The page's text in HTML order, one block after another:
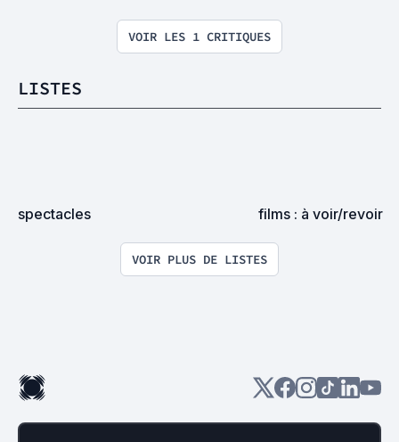
VOIR LES 1 CRITIQUES
LISTES
spectacles films : à voir/revoir
VOIR PLUS DE LISTES